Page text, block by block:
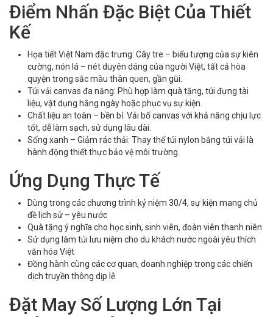
Điểm Nhấn Đặc Biệt Của Thiết
Kế
Họa tiết Việt Nam đặc trưng: Cây tre – biểu tượng của sự kiên
cường, nón lá – nét duyên dáng của người Việt, tất cả hòa
quyện trong sắc màu thân quen, gần gũi.
Túi vải canvas đa năng: Phù hợp làm quà tặng, túi đựng tài
liệu, vật dụng hằng ngày hoặc phục vụ sự kiện.
Chất liệu an toàn – bền bỉ: Vải bố canvas với khả năng chịu lực
tốt, dễ làm sạch, sử dụng lâu dài.
Sống xanh – Giảm rác thải: Thay thế túi nylon bằng túi vải là
hành động thiết thực bảo vệ môi trường.
Ứng Dụng Thực Tế
Dùng trong các chương trình kỷ niệm 30/4, sự kiện mang chủ
đề lịch sử – yêu nước
Quà tặng ý nghĩa cho học sinh, sinh viên, đoàn viên thanh niên
Sử dụng làm túi lưu niệm cho du khách nước ngoài yêu thích
văn hóa Việt
Đồng hành cùng các cơ quan, doanh nghiệp trong các chiến
dịch truyền thông dịp lễ
Đặt May Số Lượng Lớn Tại